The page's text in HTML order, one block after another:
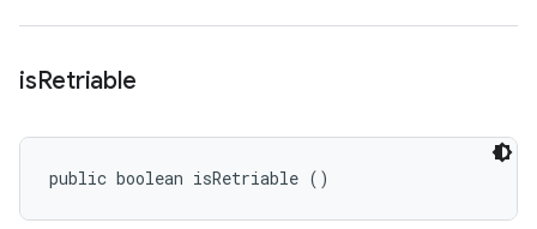
isRetriable
public boolean isRetriable ()